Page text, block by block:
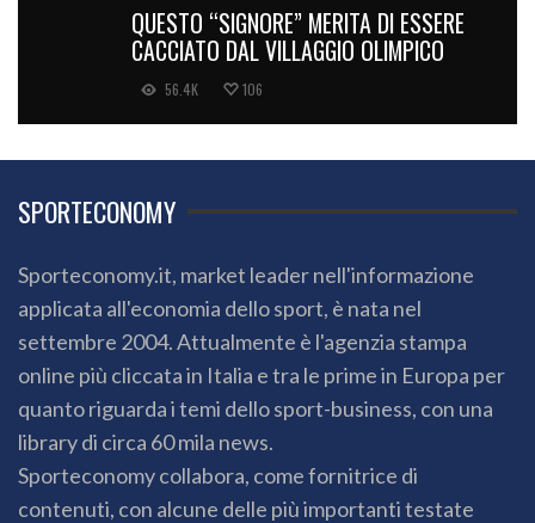
QUESTO “SIGNORE” MERITA DI ESSERE
CACCIATO DAL VILLAGGIO OLIMPICO
56.4K 106
SPORTECONOMY
Sporteconomy.it, market leader nell'informazione
applicata all'economia dello sport, è nata nel
settembre 2004. Attualmente è l'agenzia stampa
online più cliccata in Italia e tra le prime in Europa per
quanto riguarda i temi dello sport-business, con una
library di circa 60 mila news.
Sporteconomy collabora, come fornitrice di
contenuti, con alcune delle più importanti testate